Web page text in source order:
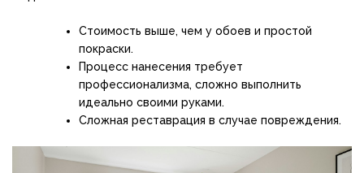
Стоимость выше, чем у обоев и простой
покраски.
Процесс нанесения требует
профессионализма, сложно выполнить
идеально своими руками.
Сложная реставрация в случае повреждения.